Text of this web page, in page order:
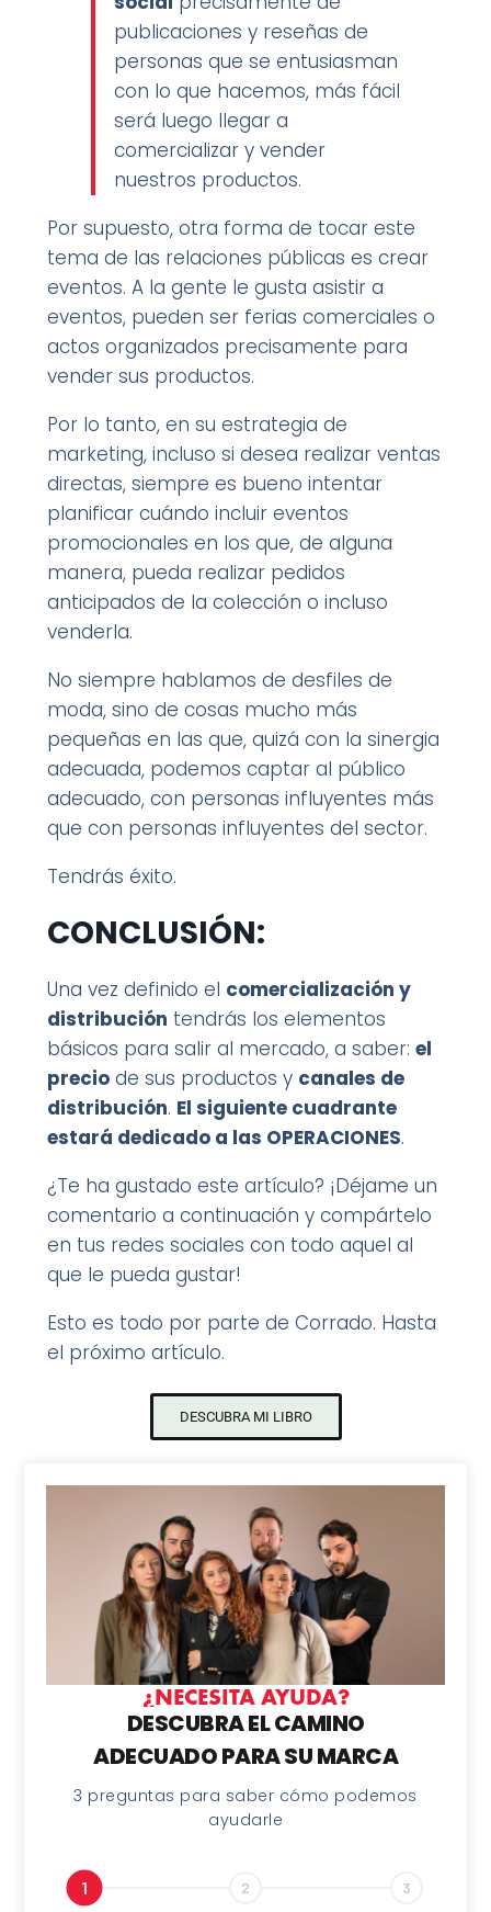
publicaciones y reseñas de
personas que se entusiasman
con lo que hacemos, más fácil
será luego llegar a
comercializar y vender
nuestros productos.
Por supuesto, otra forma de tocar este
tema de las relaciones públicas es crear
eventos. A la gente le gusta asistir a
eventos, pueden ser ferias comerciales o
actos organizados precisamente para
vender sus productos.
Por lo tanto, en su estrategia de
marketing, incluso si desea realizar ventas
directas, siempre es bueno intentar
planificar cuándo incluir eventos
promocionales en los que, de alguna
manera, pueda realizar pedidos
anticipados de la colección o incluso
venderla.
No siempre hablamos de desfiles de
moda, sino de cosas mucho más
pequeñas en las que, quizá con la sinergia
adecuada, podemos captar al público
adecuado, con personas influyentes más
que con personas influyentes del sector.
Tendrás éxito.
CONCLUSIÓN:
Una vez definido el comercialización y
distribución tendrás los elementos
básicos para salir al mercado, a saber: el
preciode sus productos y canales de
distribución. El siguiente cuadrante
estará dedicado a las OPERACIONES.
¿Te ha gustado este artículo? ¡Déjame un
comentario a continuación y compártelo
en tus redes sociales con todo aquel al
que le pueda gustar!
Esto es todo por parte de Corrado. Hasta
el próximo artículo.
DESCUBRA MI LIBRO
¿NECESITA AYUDA?
DESCUBRA EL CAMINO
ADECUADO PARA SU MARCA
3 preguntas para saber cómo podemos
ayudarle
1 2 3